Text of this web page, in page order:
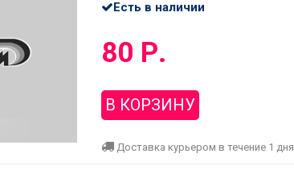
Есть в наличии
80 Р.
В КОРЗИНУ
Доставка курьером в течение 1 дня